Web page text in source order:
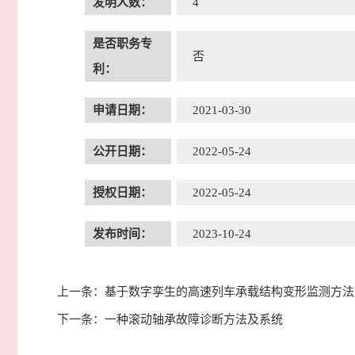
是否职务专
利：
否
申请日期： 2021-03-30
公开日期： 2022-05-24
授权日期： 2022-05-24
发布时间： 2023-10-24
上一条： 基于数字孪生的高速列车承载结构变形监测方
下一条： 一种滚动轴承故障诊断方法及系统